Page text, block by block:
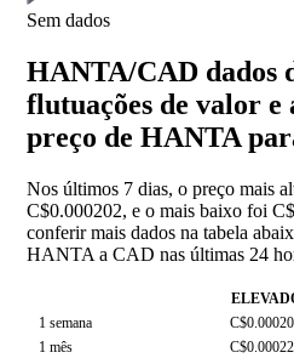
Sem dados
HANTA/CAD dados
flutuações de valor e
preço de HANTA
Nos últimos 7 dias, o preço mais
C$0.000202, e o mais baixo foi
conferir mais dados na tabela
HANTA a CAD nas últimas 24
1 semana
1 mês